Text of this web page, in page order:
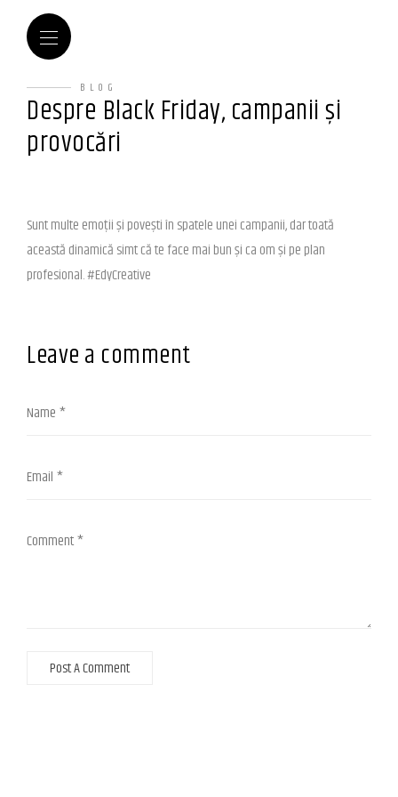
BLOG
Despre Black Friday, campanii și
provocări
Sunt multe emoții și povești în spatele unei campanii, dar toată
această dinamică simt că te face mai bun și ca om și pe plan
profesional. #EdyCreative
Leave a comment